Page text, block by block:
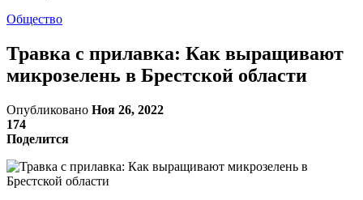
Общество
Травка с прилавка: Как выращивают
микрозелень в Брестской области
Опубликовано Ноя 26, 2022
174
Поделится